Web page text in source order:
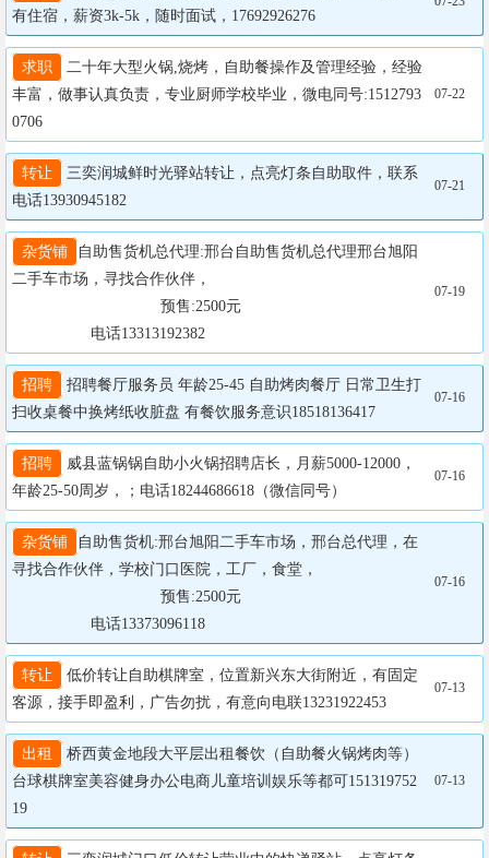
有住宿，薪资3k-5k，随时面试，17692926276
求职
二十年大型火锅,烧烤，自助餐操作及管理经验，经验
丰富，做事认真负责，专业厨师学校毕业，微电同号:1512793
0706
07-22
转让
三奕润城鲜时光驿站转让，点亮灯条自助取件，联系
电话13930945182
07-21
杂货铺
自助售货机总代理:邢台自助售货机总代理邢台旭阳
二手车市场，寻找合作伙伴，
                  电话13313192382
07-19
招聘
招聘餐厅服务员 年龄25-45 自助烤肉餐厅 日常卫生打
扫收桌餐中换烤纸收脏盘 有餐饮服务意识18518136417
07-16
招聘
威县蓝锅锅自助小火锅招聘店长，月薪5000-12000，
年龄25-50周岁，；电话18244686618（微信同号）
07-16
杂货铺
自助售货机:邢台旭阳二手车市场，邢台总代理，在
寻找合作伙伴，学校门口医院，工厂，食堂，
                  电话13373096118
07-16
转让
低价转让自助棋牌室，位置新兴东大街附近，有固定
客源，接手即盈利，广告勿扰，有意向电联13231922453
07-13
出租
桥西黄金地段大平层出租餐饮（自助餐火锅烤肉等）
台球棋牌室美容健身办公电商儿童培训娱乐等都可151319752
19
07-13